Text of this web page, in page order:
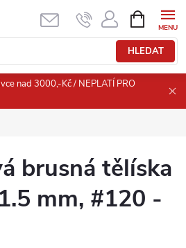
HLEDAT
NÁKUPNÍ
KOŠÍK
nad 3000,-Kč / NEPLATÍ PRO
brusná tělíska
mm, #120 -